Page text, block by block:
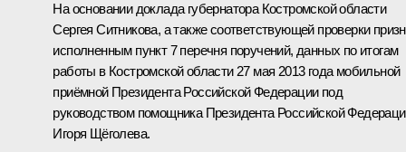
На основании доклада губернатора Костромской области
Сергея Ситникова, а также соответствующей проверки
исполненным пункт 7 перечня поручений, данных по итогам
работы в Костромской области 27 мая 2013 года мобильной
приёмной Президента Российской Федерации под
руководством помощника Президента Российской
Игоря Щёголева.